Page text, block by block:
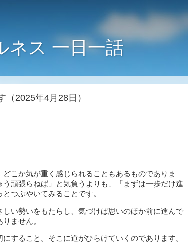
ネス 一日一話
（2025年4月28日）
こか気が重く感じられることもあるものでありま
頑張らねば」と気負うよりも、「まずは一歩だけ進
つぶやいてみることです。
い勢いをもたらし、気づけば思いのほか前に進んで
ません。
すること。そこに道がひらけていくのであります。